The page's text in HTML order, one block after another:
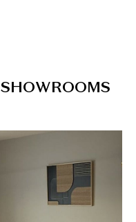
SHOWROOMS